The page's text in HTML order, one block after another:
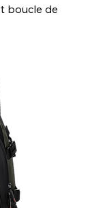
boucle de